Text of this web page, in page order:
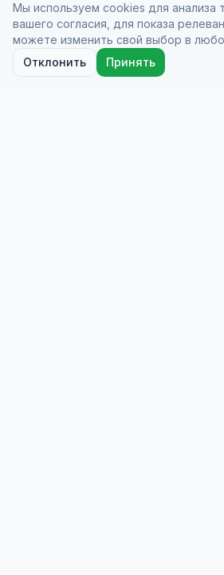
Мы используем cookies для анализа
вашего согласия, для показа
можете изменить свой выбор в
Отклонить
Принять